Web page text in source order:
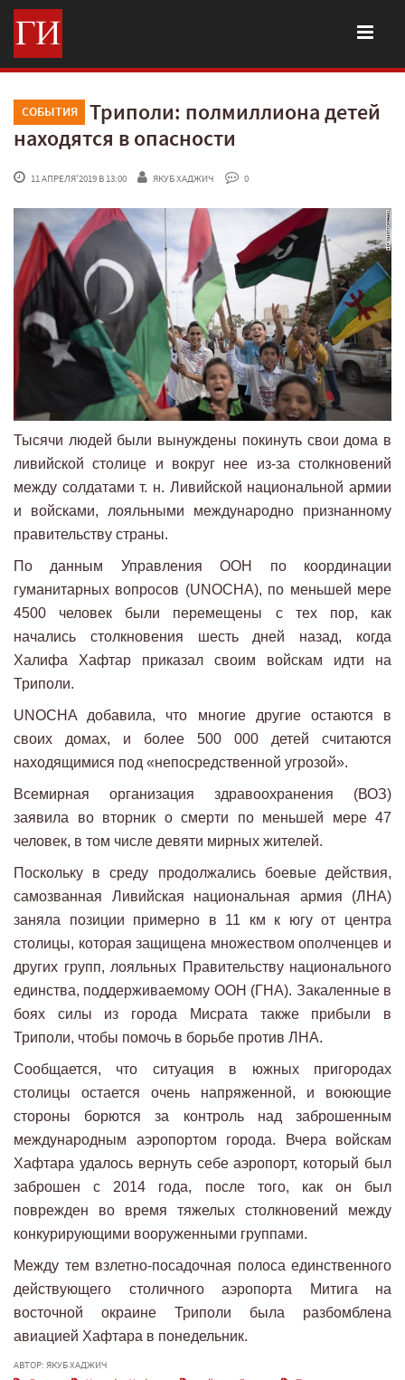
СОБЫТИЯ
Триполи: полмиллиона детей
находятся в опасности
11 АПРЕЛЯ'2019 В 13:00 ЯКУБ ХАДЖИЧ 0
Тысячи людей были вынуждены покинуть свои дома в
ливийской столице и вокруг нее из-за столкновений
между солдатами т. н. Ливийской национальной армии
и войсками, лояльными международно признанному
правительству страны.
По данным Управления ООН по координации
гуманитарных вопросов (UNOCHA), по меньшей мере
4500 человек были перемещены с тех пор, как
начались столкновения шесть дней назад, когда
Халифа Хафтар приказал своим войскам идти на
Триполи.
UNOCHA добавила, что многие другие остаются в
своих домах, и более 500 000 детей считаются
находящимися под «непосредственной угрозой».
Всемирная организация здравоохранения (ВОЗ)
заявила во вторник о смерти по меньшей мере 47
человек, в том числе девяти мирных жителей.
Поскольку в среду продолжались боевые действия,
самозванная Ливийская национальная армия (ЛНА)
заняла позиции примерно в 11 км к югу от центра
столицы, которая защищена множеством ополченцев и
других групп, лояльных Правительству национального
единства, поддерживаемому ООН (ГНА). Закаленные в
боях силы из города Мисрата также прибыли в
Триполи, чтобы помочь в борьбе против ЛНА.
Сообщается, что ситуация в южных пригородах
столицы остается очень напряженной, и воюющие
стороны борются за контроль над заброшенным
международным аэропортом города. Вчера войскам
Хафтара удалось вернуть себе аэропорт, который был
заброшен с 2014 года, после того, как он был
поврежден во время тяжелых столкновений между
конкурирующими вооруженными группами.
Между тем взлетно-посадочная полоса единственного
действующего столичного аэропорта Митига на
восточной окраине Триполи была разбомблена
авиацией Хафтара в понедельник.
АВТОР: ЯКУБ ХАДЖИЧ